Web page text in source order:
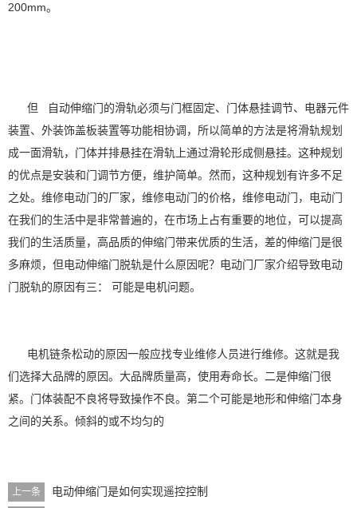
200mm。
但 自动伸缩门的滑轨必须与门框固定、门体悬挂调节、电器元件
装置、外装饰盖板装置等功能相协调，所以简单的方法是将滑轨规划
成一面滑轨，门体并排悬挂在滑轨上通过滑轮形成侧悬挂。这种规划
的优点是安装和门调节方便，维护简单。然而，这种规划有许多不足
之处。维修电动门的厂家，维修电动门的价格，维修电动门，电动门
在我们的生活中是非常普遍的，在市场上占有重要的地位，可以提高
我们的生活质量，高品质的伸缩门带来优质的生活，差的伸缩门是很
多麻烦，但电动伸缩门脱轨是什么原因呢？电动门厂家介绍导致电动
门脱轨的原因有三： 可能是电机问题。
电机链条松动的原因一般应找专业维修人员进行维修。这就是我
们选择大品牌的原因。大品牌质量高，使用寿命长。二是伸缩门很
紧。门体装配不良将导致操作不良。第二个可能是地形和伸缩门本身
之间的关系。倾斜的或不均匀的
上一条 电动伸缩门是如何实现遥控控制